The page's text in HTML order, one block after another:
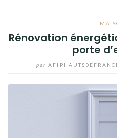
Rénovation
porte
par